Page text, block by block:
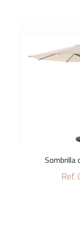
Sombrilla
Ref.